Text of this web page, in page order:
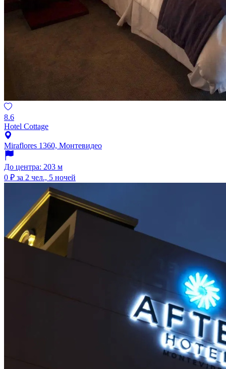
8.6
Hotel Cottage
Miraflores 1360, Монтевидео
До центра: 203 м
0 ₽ за 2 чел., 5 ночей